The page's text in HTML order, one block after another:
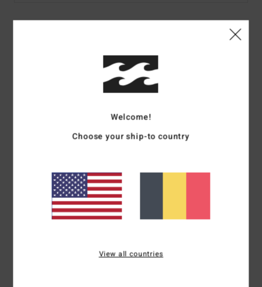
Ce haut de maillot de bain True Romance porte bien son
nom. Idéal pour un été ultra coquet : avec sa matière
stretch texturée, ses bretelles, son imprimé floral délicat
et ses petits volants, c’est l’idylle parfaite. Il offre une
selon tes envies.
Details & caractéristiques
Livraison & Retours
Articles vus récemment
Welcome!
Choose your ship-to country
View all countries